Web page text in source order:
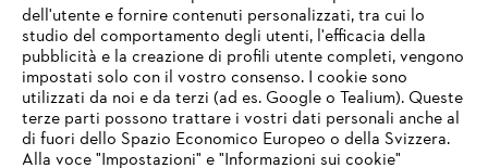
IHR BROWSER WIRD NICHT
UNTERSTÜTZT
dell'utente e fornire contenuti personalizzati, tra cui lo
studio del comportamento degli utenti, l'efficacia della
pubblicità e la creazione di profili utente completi, vengono
impostati solo con il vostro consenso. I cookie sono
utilizzati da noi e da terzi (ad es. Google o Tealium). Queste
terze parti possono trattare i vostri dati personali anche al
di fuori dello Spazio Economico Europeo o della Svizzera.
Alla voce "Impostazioni" e "Informazioni sui cookie"